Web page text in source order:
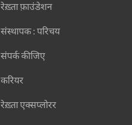
रेख़्ता फ़ाउंडेशन
संस्थापक : परिचय
संपर्क कीजिए
करियर
रेख़्ता एक्सप्लोरर